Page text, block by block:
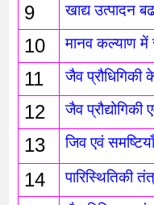
9 खाद्य उत्पादन
10 मानव कल्याण में
11 जैव प्रौधिगिकी
12 जैव
13 जिव एवं समष्टियाँ
14 पारिस्थितिकी